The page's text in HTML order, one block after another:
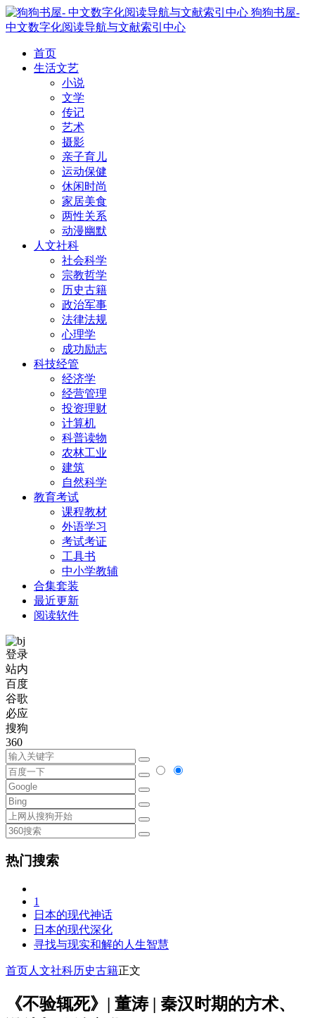
狗狗书屋-
中文数字化阅读导航与文献索引中心
首页
生活文艺
小说
文学
传记
艺术
摄影
亲子育儿
运动保健
休闲时尚
家居美食
两性关系
动漫幽默
人文社科
社会科学
宗教哲学
历史古籍
政治军事
法律法规
心理学
成功励志
科技经管
经济学
经营管理
投资理财
计算机
科普读物
农林工业
建筑
自然科学
教育考试
课程教材
外语学习
考试考证
工具书
中小学教辅
合集套装
最近更新
阅读软件
登录
站内
百度
谷歌
必应
搜狗
360
热门搜索
1
日本的现代神话
日本的现代深化
寻找与现实和解的人生智慧
首页人文社科历史古籍正文
《不验辄死》| 董涛 | 秦汉时期的方术、